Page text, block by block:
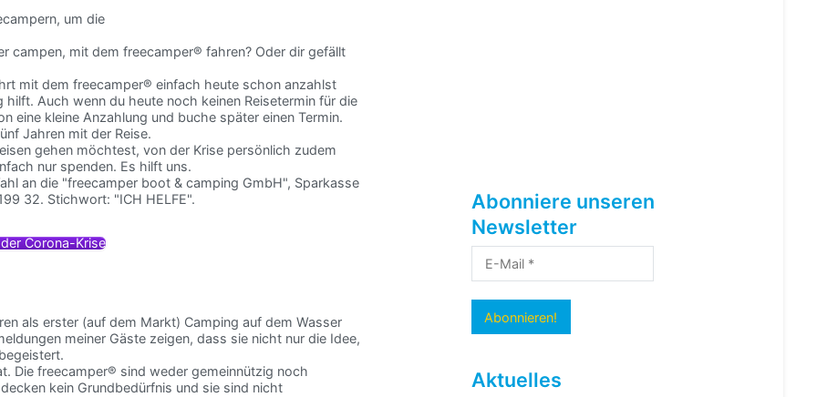
um die
campen, mit dem freecamper® fahren? Oder dir gefällt
mit dem freecamper® einfach heute schon anzahlst
Auch wenn du heute noch keinen Reisetermin für die
eine kleine Anzahlung und buche später einen Termin.
Jahren mit der Reise.
gehen möchtest, von der Krise persönlich zudem
nur spenden. Es hilft uns.
an die "freecamper boot & camping GmbH", Sparkasse
32. Stichwort: "ICH HELFE".
Corona-Krise
als erster (auf dem Markt) Camping auf dem Wasser
meiner Gäste zeigen, dass sie nicht nur die Idee,
Die freecamper® sind weder gemeinnützig noch
kein Grundbedürfnis und sie sind nicht
Abonniere unseren
Newsletter
Aktuelles